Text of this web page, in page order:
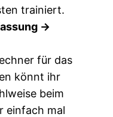
trainiert.
->
für das
könnt ihr
beim
einfach mal